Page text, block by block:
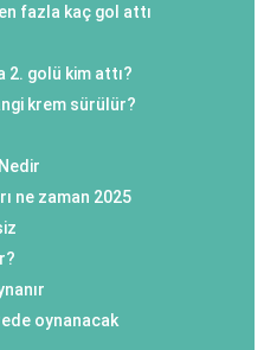
fazla kaç gol attı
2. golü kim attı?
krem sürülür?
ne zaman 2025
oynanacak